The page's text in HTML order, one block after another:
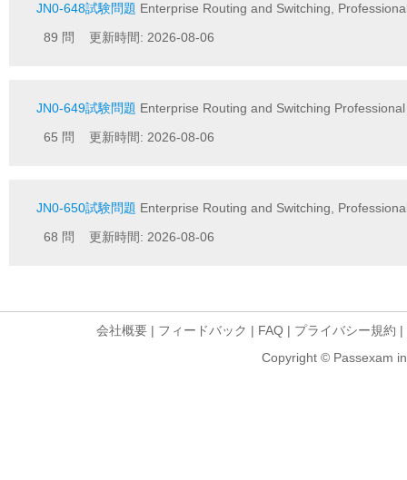
JN0-648試験問題 Enterprise Routing and Switching,
89 問 更新時間: 2026-08-06
JN0-649試験問題 Enterprise Routing and Switching
65 問 更新時間: 2026-08-06
JN0-650試験問題 Enterprise Routing and Switching,
68 問 更新時間: 2026-08-06
会社概要 | フィードバック | FAQ | プライバシー規約 |
Copyright © Passexam